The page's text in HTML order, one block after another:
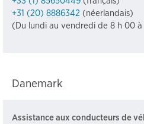
+31 (20) 8886342 (néerlandais)
(Du lundi au vendredi de 8 h 00 à
Danemark
Assistance aux conducteurs de